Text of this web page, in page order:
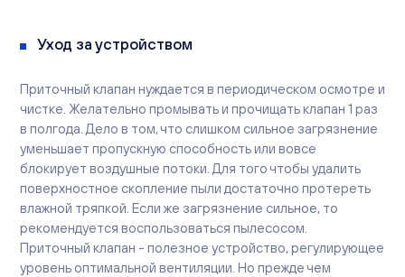
Уход за устройством
Приточный клапан нуждается в периодическом осмотре и
чистке. Желательно промывать и прочищать клапан 1 раз
в полгода. Дело в том, что слишком сильное загрязнение
уменьшает пропускную способность или вовсе
блокирует воздушные потоки. Для того чтобы удалить
поверхностное скопление пыли достаточно протереть
влажной тряпкой. Если же загрязнение сильное, то
рекомендуется воспользоваться пылесосом.
Приточный клапан - полезное устройство, регулирующее
уровень оптимальной вентиляции. Но прежде чем